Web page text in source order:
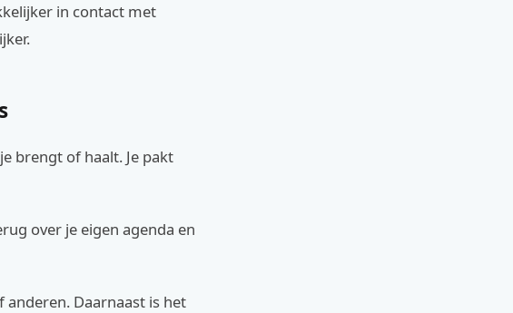
in contact met
brengt of haalt. Je pakt
over je eigen agenda en
Daarnaast is het